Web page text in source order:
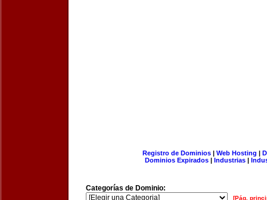
Registro de Dominios| Web Hosting |
Dominios Expirados | Industrias |
Categorías de Dominio:
[Pág.